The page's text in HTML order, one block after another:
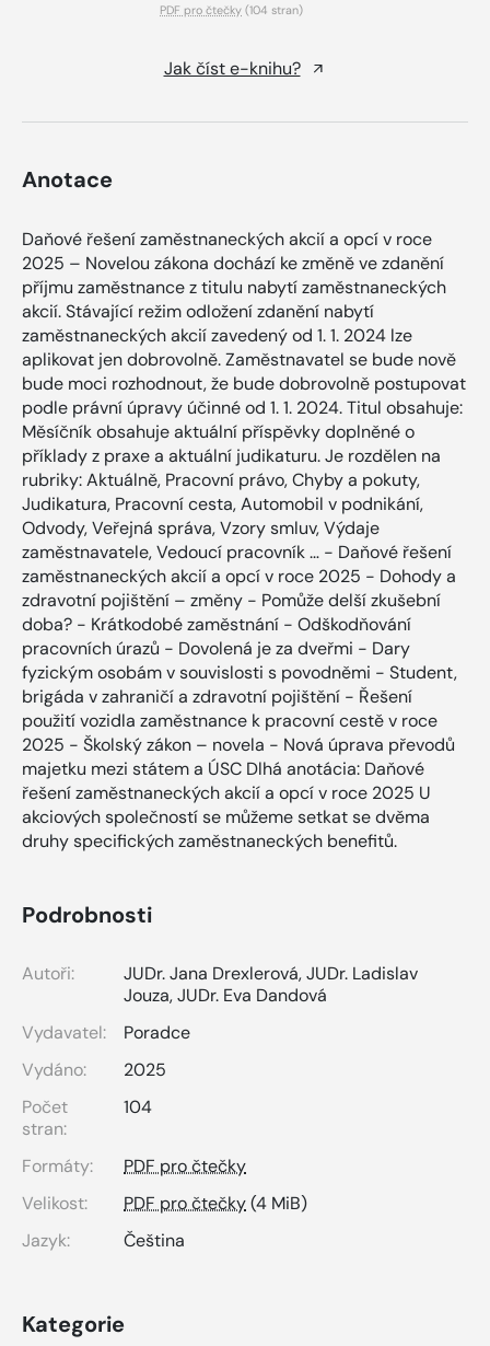
PDF pro čtečky (104 stran)
Jak číst e-knihu?
Anotace
Daňové řešení zaměstnaneckých akcií a opcí v roce
2025 – Novelou zákona dochází ke změně ve zdanění
příjmu zaměstnance z titulu nabytí zaměstnaneckých
akcií. Stávající režim odložení zdanění nabytí
zaměstnaneckých akcií zavedený od 1. 1. 2024 lze
aplikovat jen dobrovolně. Zaměstnavatel se bude nově
bude moci rozhodnout, že bude dobrovolně postupovat
podle právní úpravy účinné od 1. 1. 2024. Titul obsahuje:
Měsíčník obsahuje aktuální příspěvky doplněné o
příklady z praxe a aktuální judikaturu. Je rozdělen na
rubriky: Aktuálně, Pracovní právo, Chyby a pokuty,
Judikatura, Pracovní cesta, Automobil v podnikání,
Odvody, Veřejná správa, Vzory smluv, Výdaje
zaměstnavatele, Vedoucí pracovník … - Daňové řešení
zaměstnaneckých akcií a opcí v roce 2025 - Dohody a
zdravotní pojištění – změny - Pomůže delší zkušební
doba? - Krátkodobé zaměstnání - Odškodňování
pracovních úrazů - Dovolená je za dveřmi - Dary
fyzickým osobám v souvislosti s povodněmi - Student,
brigáda v zahraničí a zdravotní pojištění - Řešení
použití vozidla zaměstnance k pracovní cestě v roce
2025 - Školský zákon – novela - Nová úprava převodů
majetku mezi státem a ÚSC Dlhá anotácia: Daňové
řešení zaměstnaneckých akcií a opcí v roce 2025 U
akciových společností se můžeme setkat se dvěma
druhy specifických zaměstnaneckých benefitů.
Podrobnosti
Autoři: JUDr. Jana Drexlerová,JUDr. Ladislav
Jouza,JUDr. Eva Dandová
Vydavatel:
Poradce
Vydáno:
2025
Počet
stran:
104
Formáty:
PDF pro čtečky
Velikost:
PDF pro čtečky(4 MiB)
Jazyk:
Čeština
Kategorie